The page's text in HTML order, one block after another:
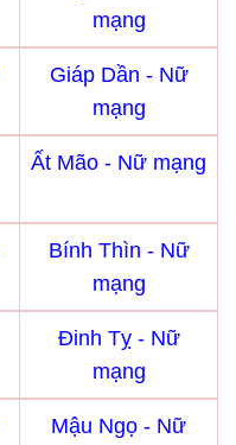
mạng
Giáp Dần - Nữ
mạng
Ất Mão - Nữ mạng
Bính Thìn - Nữ
mạng
Đinh Tỵ - Nữ
mạng
Mậu Ngọ - Nữ